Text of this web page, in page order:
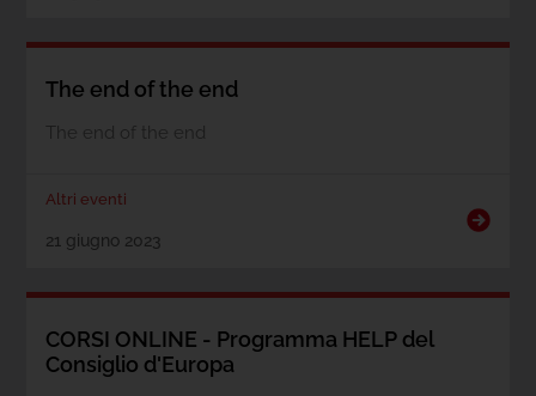
The end of the end
The end of the end
Altri eventi
21 giugno 2023
CORSI ONLINE - Programma HELP del
Consiglio d'Europa